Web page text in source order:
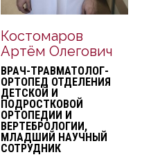
Костомаров
Артём Олегович
ВРАЧ-ТРАВМАТОЛОГ-
ОРТОПЕД ОТДЕЛЕНИЯ
ДЕТСКОЙ И
ПОДРОСТКОВОЙ
ОРТОПЕДИИ И
ВЕРТЕБРОЛОГИИ,
МЛАДШИЙ НАУЧНЫЙ
СОТРУДНИК